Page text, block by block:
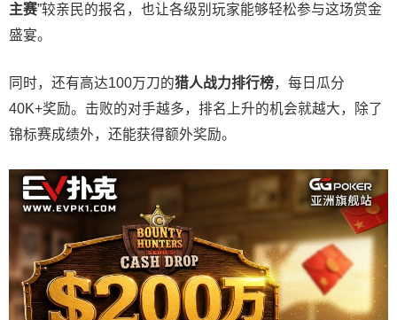
主赛”较亲民的报名，也让各级别玩家能够轻松参与这场赏金
盛宴。
同时，还有高达100万刀的猎人战力排行榜，每日瓜分
40K+奖励。击败的对手越多，排名上升的机会就越大，除了
锦标赛成绩外，还能获得额外奖励。